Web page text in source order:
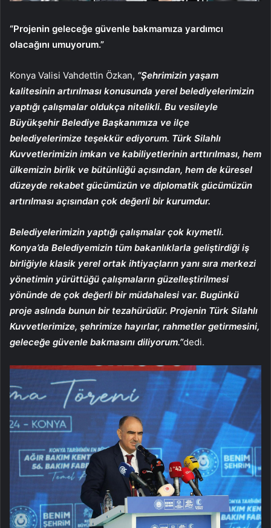
“Projenin geleceğe güvenle bakmamıza yardımcı
olacağını umuyorum.”
Konya Valisi Vahdettin Özkan, “Şehrimizin yaşam
kalitesinin artırılması konusunda yerel belediyelerimizin
yaptığı çalışmalar oldukça nitelikli. Bu vesileyle
Büyükşehir Belediye Başkanımıza ve ilçe
belediyelerimize teşekkür ediyorum. Türk Silahlı
Kuvvetlerimizin imkan ve kabiliyetlerinin arttırılması, hem
ülkemizin birlik ve bütünlüğü açısından, hem de küresel
düzeyde rekabet gücümüzün ve diplomatik gücümüzün
artırılması açısından çok değerli bir kurumdur.
Belediyelerimizin yaptığı çalışmalar çok kıymetli.
Konya’da Belediyemizin tüm bakanlıklarla geliştirdiği iş
birliğiyle klasik yerel ortak ihtiyaçların yanı sıra merkezi
yönetimin yürüttüğü çalışmaların güzelleştirilmesi
yönünde de çok değerli bir müdahalesi var. Bugünkü
proje aslında bunun bir tezahürüdür. Projenin Türk Silahlı
Kuvvetlerimize, şehrimize hayırlar, rahmetler getirmesini,
geleceğe güvenle bakmasını diliyorum.”dedi.